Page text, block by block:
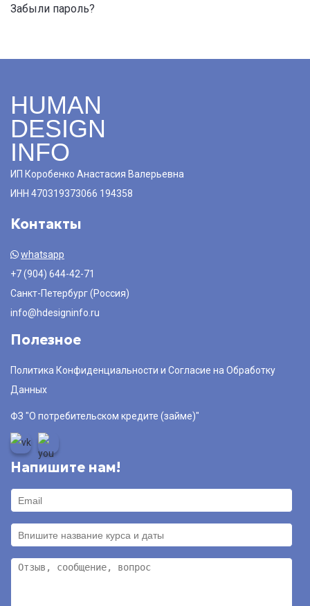
Забыли пароль?
HUMAN
DESIGN
INFO
ИП Коробенко Анастасия Валерьевна
ИНН 470319373066 194358
Контакты
whatsapp
+7 (904) 644-42-71
Санкт-Петербург (Россия)
info@hdesigninfo.ru
Полезное
Политика Конфиденциальности и Согласие на Обработку
Данных
ФЗ "О потребительском кредите (займе)"
Напишите нам!